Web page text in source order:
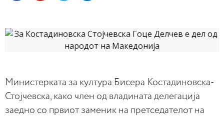
Министерката за култура Бисера Костадиновска-
Стојчевска, како член од владината делегација
заедно со првиот заменик на претседателот на